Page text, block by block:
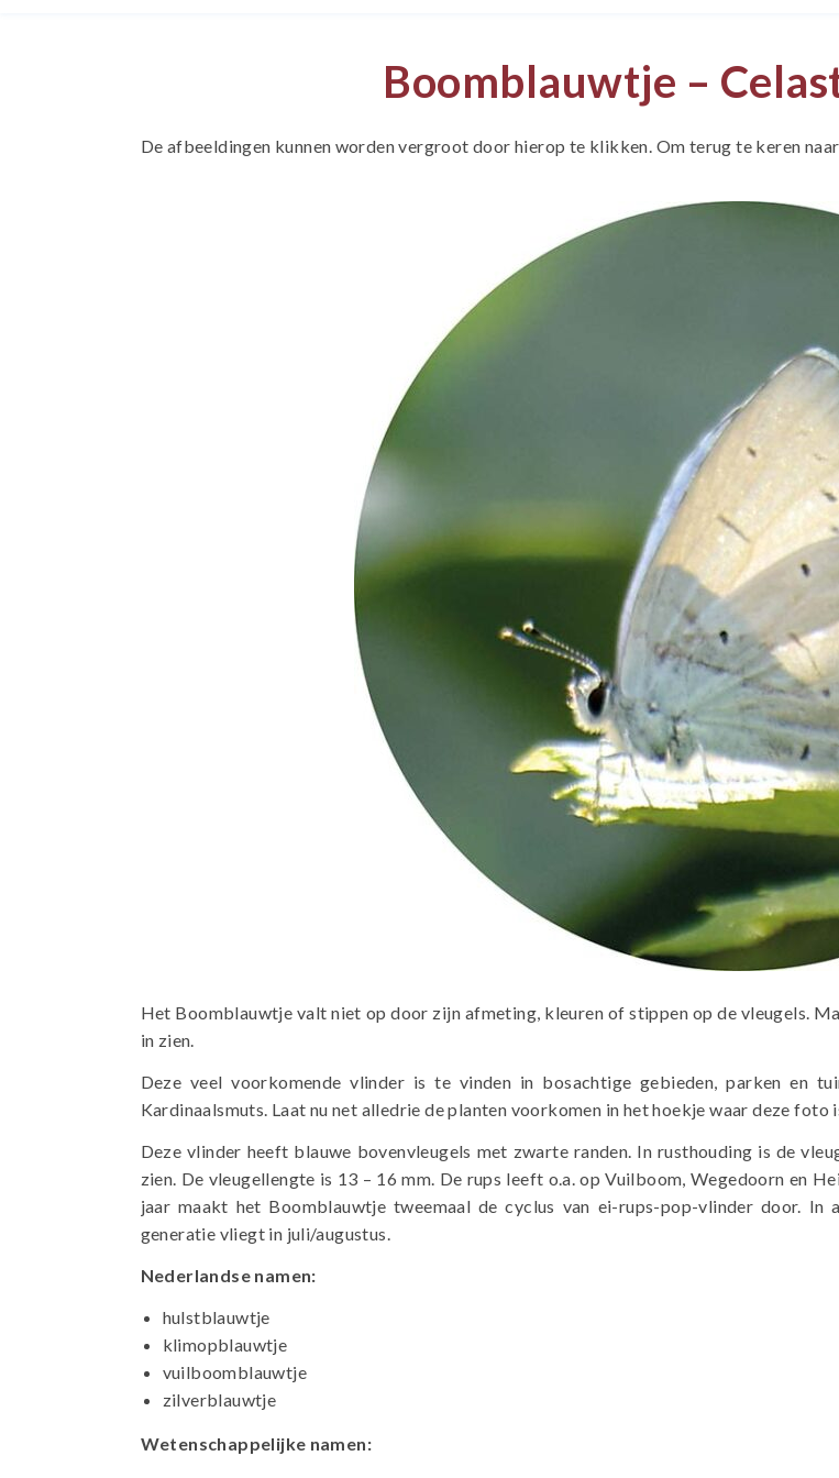
Boomblauwtje –
De afbeeldingen kunnen worden vergroot door hierop te klikken. Om terug te keren
Het Boomblauwtje valt niet op door zijn afmeting, kleuren of stippen op de vleugels.
in zien.
Deze veel voorkomende vlinder is te vinden in bosachtige gebieden, parken en
Kardinaalsmuts. Laat nu net alledrie de planten voorkomen in het hoekje waar deze foto
Deze vlinder heeft blauwe bovenvleugels met zwarte randen. In rusthouding is de
zien. De vleugellengte is 13 – 16 mm. De rups leeft o.a. op Vuilboom, Wegedoorn en
jaar maakt het Boomblauwtje tweemaal de cyclus van ei-rups-pop-vlinder door.
generatie vliegt in juli/augustus.
Nederlandse namen:
hulstblauwtje
klimopblauwtje
vuilboomblauwtje
zilverblauwtje
Wetenschappelijke namen: